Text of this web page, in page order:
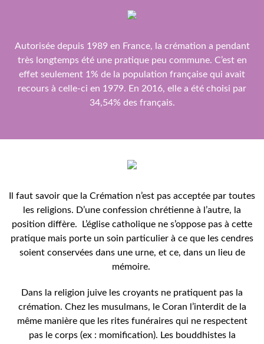
Autorisée depuis 1989 en France, la crémation a pendant
très longtemps été une pratique peu commune. C’est en
effet seulement 1% de la population française qui avait
recours à celle-ci en 1979. En 2016, elle a été choisi par
34,54% des français.
Il faut savoir que la Crémation n’est pas acceptée par toutes
les religions. D’une confession chrétienne à l’autre, la
position diffère.
L’église catholique ne s’oppose pas à cette
pratique mais porte un soin particulier à ce que les cendres
soient conservées dans une urne, et ce, dans un lieu de
mémoire.
Dans la religion juive les croyants ne pratiquent pas la
crémation. Chez les musulmans, le Coran l’interdit de la
même manière que les rites funéraires qui ne respectent
pas le corps (ex : momification). Les bouddhistes la